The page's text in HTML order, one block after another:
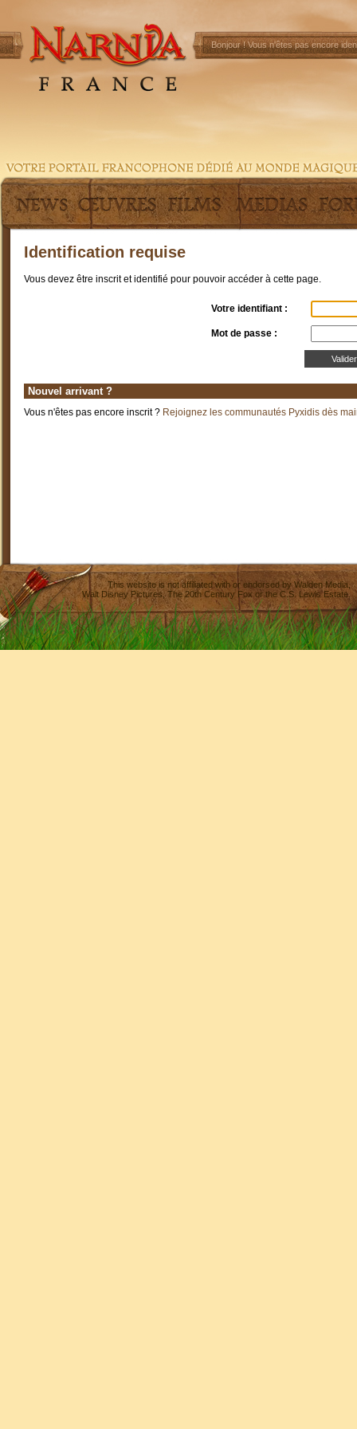
Bonjour !Vous n'êtes pas encore
Identification requise
Vous devez être inscrit et identifié pour pouvoir accéder à cette page.
Votre identifiant :
Mot de passe :
Nouvel arrivant ?
Vous n'êtes pas encore inscrit ? Rejoignez les communautés Pyxidis dès
This website is not affiliated with or endorsed byWalden Media
Walt Disney Pictures,The 20th Century Fox or the C.S. Lewis Estate.